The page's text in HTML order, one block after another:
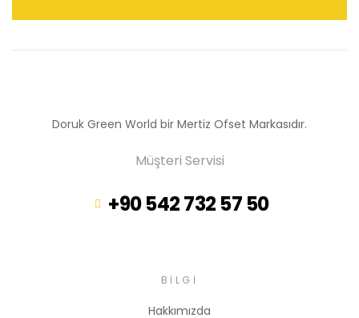
Doruk Green World bir Mertiz Ofset Markasıdır.
Müşteri Servisi
+90 542 732 57 50
BILGI
Hakkımızda